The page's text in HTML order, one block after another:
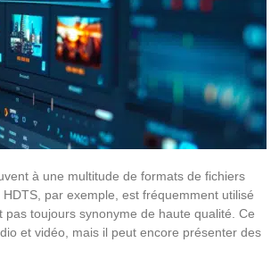
à une multitude de formats de fichiers
par exemple, est fréquemment utilisé
pas toujours synonyme de haute qualité. Ce
et vidéo, mais il peut encore présenter des